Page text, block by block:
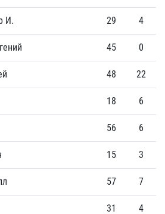
И. 29 4
45 0
48 22
18 6
56 6
15 3
57 7
31 4